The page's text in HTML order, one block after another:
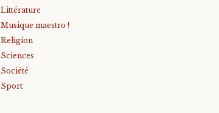
Littérature
Musique maestro !
Religion
Sciences
Société
Sport